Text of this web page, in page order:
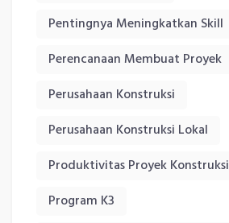
Pentingnya Meningkatkan Skill
Perencanaan Membuat Proyek
Perusahaan Konstruksi
Perusahaan Konstruksi Lokal
Produktivitas Proyek Konstruksi
Program K3